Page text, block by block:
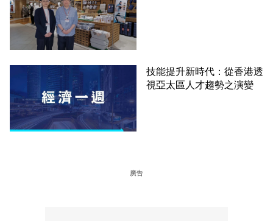
技能提升新時代：從香港透
視亞太區人才趨勢之演變
廣告